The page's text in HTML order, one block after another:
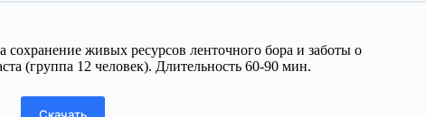
сохранение живых ресурсов ленточного бора и заботы о
(группа 12 человек). Длительность 60-90 мин.